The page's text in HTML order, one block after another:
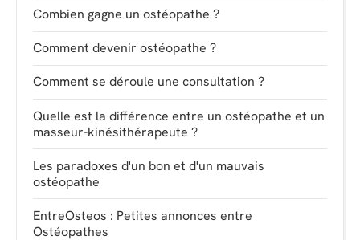
Combien gagne un ostéopathe ?
Comment devenir ostéopathe ?
Comment se déroule une consultation ?
Quelle est la différence entre un ostéopathe et un
masseur-kinésithérapeute ?
Les paradoxes d'un bon et d'un mauvais
ostéopathe
EntreOsteos : Petites annonces entre
Ostéopathes